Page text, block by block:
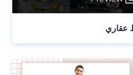
عقاري